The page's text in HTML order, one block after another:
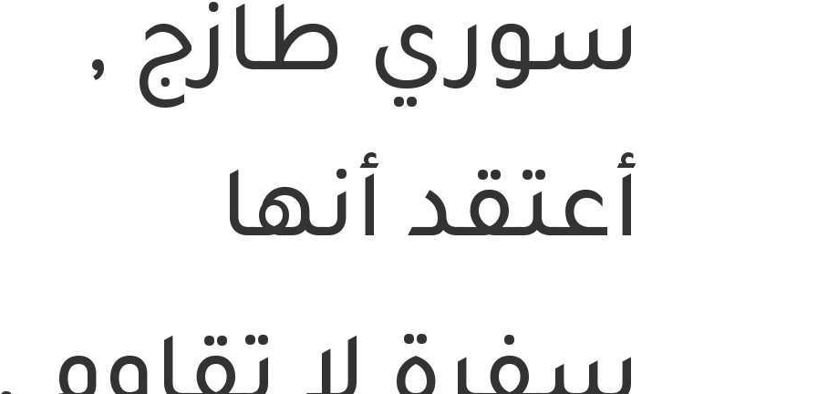
سوري طازج ,
أعتقد أنها